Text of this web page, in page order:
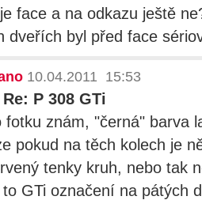
face a na odkazu ještě
dveřích byl před face
10.04.2011 15:53
Re: P 308 GTi
fotku znám, "černá" barva
pokud na těch kolech je
tenky kruh, nebo tak
GTi označení na pátých